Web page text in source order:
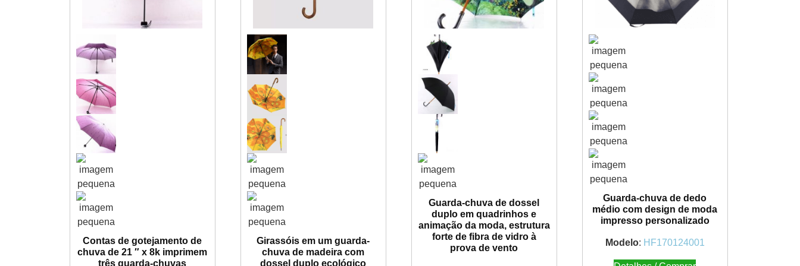
Contas de gotejamento de
chuva de 21 ″ x 8k imprimem
três guarda-chuvas
Girassóis em um guarda-
chuva de madeira com
dossel duplo ecológico
Guarda-chuva de dossel
duplo em quadrinhos e
animação da moda, estrutura
forte de fibra de vidro à
prova de vento
Guarda-chuva de dedo
médio com design de moda
impresso personalizado
Modelo: HF170124001